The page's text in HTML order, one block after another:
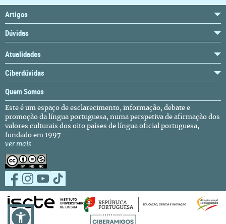
Artigos
Dúvidas
Atualidades
Ciberdúvidas
Quem Somos
Este é um espaço de esclarecimento, informação, debate e
promoção da língua portuguesa, numa perspetiva de afirmação dos
valores culturais dos oito países de língua oficial portuguesa,
fundado em 1997.
ver mais